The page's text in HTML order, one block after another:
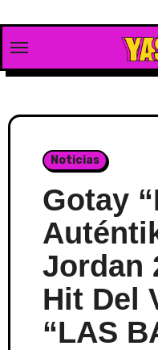
content
Noticias
Gotay
Jordan
Hit Del
“LAS